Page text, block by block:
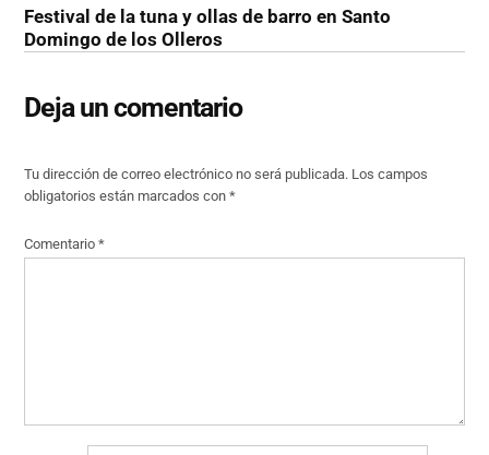
Festival de la tuna y ollas de barro en Santo
Domingo de los Olleros
Deja un comentario
Tu dirección de correo electrónico no será publicada. Los campos
obligatorios están marcados con*
Comentario*